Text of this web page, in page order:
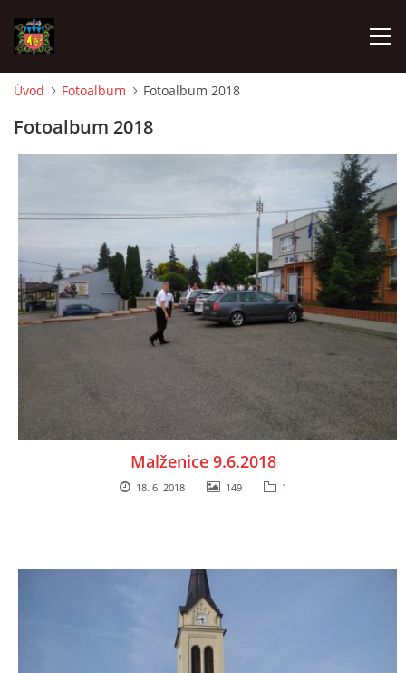
POZVÁNKY
CO SE DĚLO?
MLADÍ HASIČI
DRUŽSTVO MUŽŮ
DOTACE POSKYTNUTÁ Z ROZPOČTU JIHOMORAVSKÉHO
Úvod Fotoalbum Fotoalbum 2018
Fotoalbum 2018
Malženice 9.6.2018
18. 6. 2018 149 1